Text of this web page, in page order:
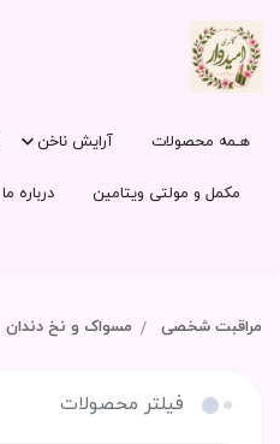
هـمه محصولات آرایش ناخن
مکمل و مولتی ویتامین
درباره ما
مراقبت شخصی مسواک و نخ دندان
فیلتر محصولات